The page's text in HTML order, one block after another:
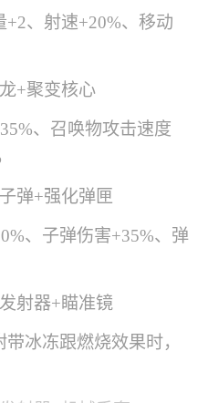
、射速+20%、移动
+聚变核心
、召唤物攻击速度
弹+强化弹匣
、子弹伤害+35%、弹
射器+瞄准镜
冰冻跟燃烧效果时，